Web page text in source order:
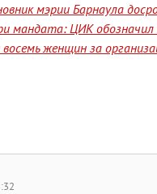
мэрии Барнаула
мандата: ЦИК обозначил
женщин за